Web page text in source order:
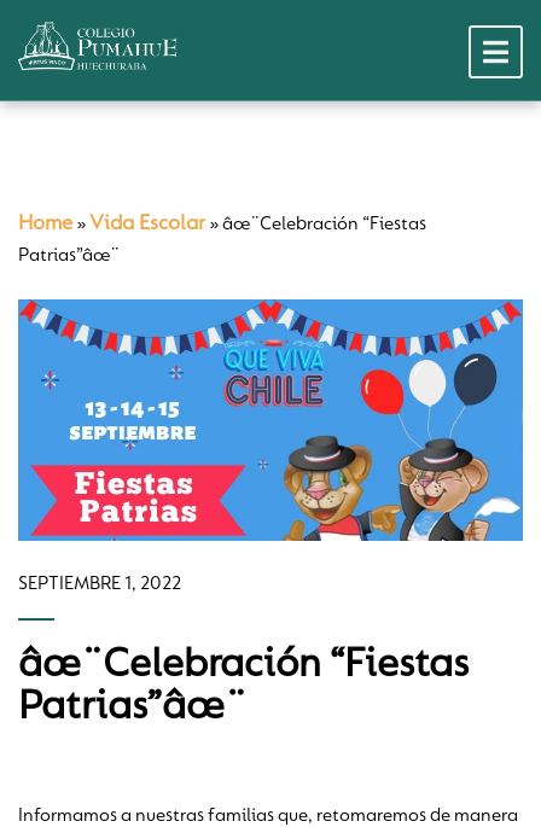
Home » Vida Escolar»âœ¨Celebración “Fiestas
Patrias”âœ¨
SEPTIEMBRE 1, 2022
âœ¨Celebración “Fiestas
Patrias”âœ¨
Informamos a nuestras familias que, retomaremos de manera